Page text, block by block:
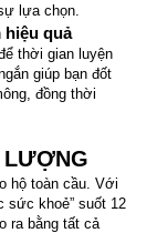
lựa chọn.
hiệu quả
thời gian luyện
giúp bạn đốt
đồng thời
LƯỢNG
hộ toàn cầu. Với
sức khoẻ” suốt 12
ra bằng tất cả